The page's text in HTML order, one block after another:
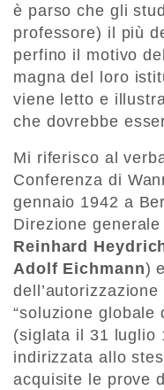
è parso che gli
professore) il più
perfino il motivo
magna del loro
viene letto e
che dovrebbe
Mi riferisco al
Conferenza di
gennaio 1942 a
Direzione
Reinhard
Adolf Eichmann)
“soluzione globale
(siglata il 31 luglio
indirizzata allo
acquisite le prove